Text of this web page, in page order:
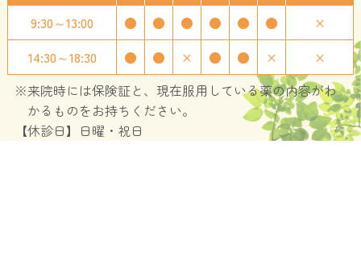
9:30～13:00
● ● ● ● ● ●
×
14:30～18:30
● ● × ● ● ×
×
※来院時には保険証と、現在服用している薬の内容がわ
かるものをお持ちください。
【休診日】日曜・祝日